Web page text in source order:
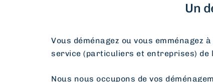
Un
Vous déménagez ou vous emménagez
service (particuliers et entreprises) de
Nous nous occupons de vos